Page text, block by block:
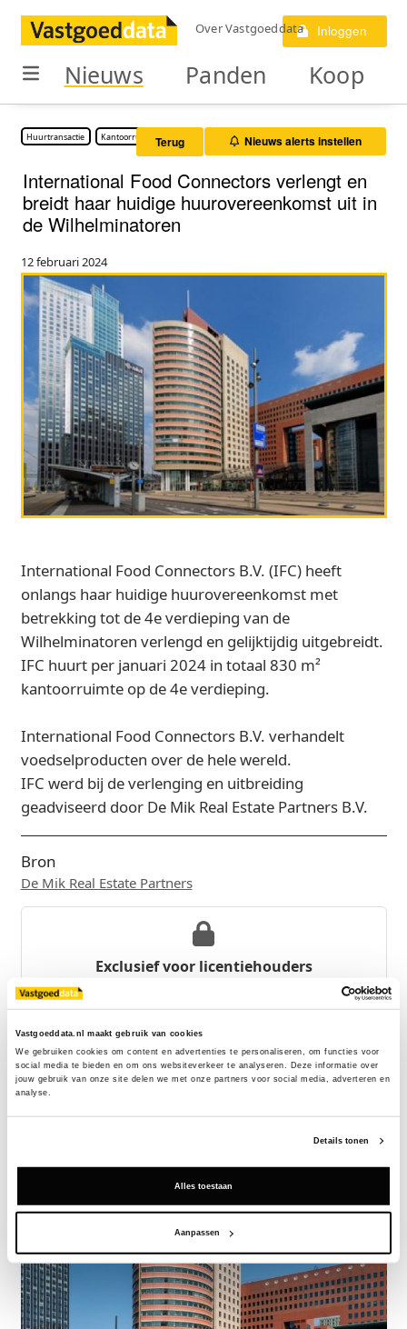
Vastgoeddata.nl maakt gebruik van cookies
We gebruiken cookies om content en advertenties te personaliseren, om functies voor
social media te bieden en om ons websiteverkeer te analyseren. Deze informatie over
jouw gebruik van onze site delen we met onze partners voor social media, adverteren en
analyse.
Details tonen
Alles toestaan
Aanpassen
Over Vastgoeddata Inloggen
Nieuws Panden Koop
Huurtransactie KantoorruimteTerug Nieuws alerts instellen
International Food Connectors verlengt en
breidt haar huidige huurovereenkomst uit in
de Wilhelminatoren
12 februari 2024
International Food Connectors B.V. (IFC) heeft
onlangs haar huidige huurovereenkomst met
betrekking tot de 4e verdieping van de
Wilhelminatoren verlengd en gelijktijdig uitgebreidt.
IFC huurt per januari 2024 in totaal 830 m²
kantoorruimte op de 4e verdieping.
International Food Connectors B.V. verhandelt
voedselproducten over de hele wereld.
IFC werd bij de verlenging en uitbreiding
geadviseerd door De Mik Real Estate Partners B.V.
Bron
De Mik Real Estate Partners
Exclusief voor licentiehouders
Zie direct welke partijen en panden betrokken zijn bij dit nieuws.
Deze informatie is alleen beschikbaar voor licentiehouders van
Vastgoeddata.
Vraag een demo aan
Gerelateerde nieuwsberichten